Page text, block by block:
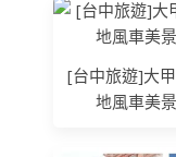
[台中旅遊]大
地風車美